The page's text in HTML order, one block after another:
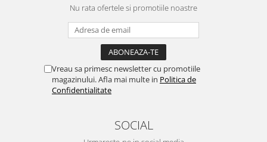
Unelte manuale de gradina -
Folie si plase pt plante
Masini de maturat manuale
Masini batut stalpi
Pentru Casa si Camping
Nu rata ofertele si promotiile noastre
Vreau sa primesc newsletter cu promotiile
magazinului. Afla mai multe in Politica de
Confidentialitate
SOCIAL